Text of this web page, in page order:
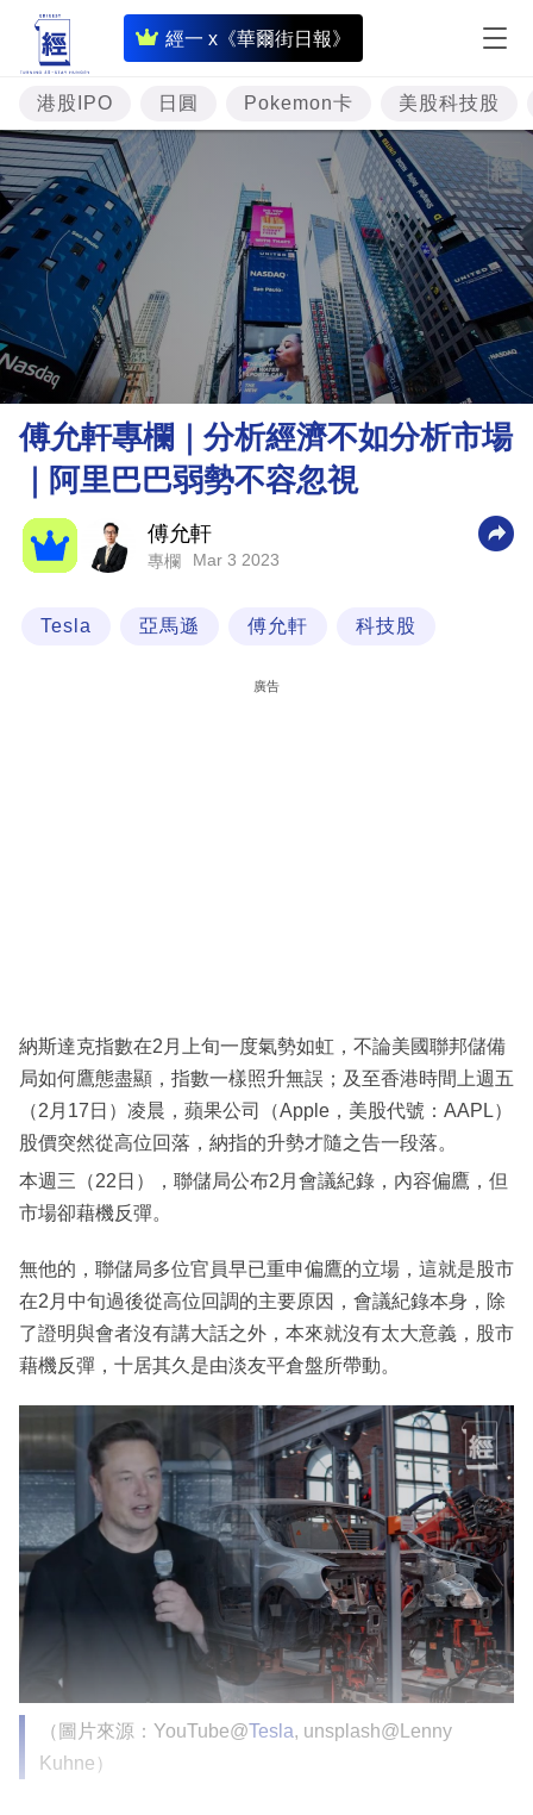
經一 x《華爾街日報》
即
時
財
經
專
題
樓
市
理
財
商
業
科
區
港股IPO 日圓 Pokemon卡 美股科技股
傅允軒專欄｜分析經濟不如分析市場
｜阿里巴巴弱勢不容忽視
傅允軒
專欄 Mar 3 2023
Tesla 亞馬遜 傅允軒 科技股
廣告
納斯達克指數在2月上旬一度氣勢如虹，不論美國聯邦儲備
局如何鷹態盡顯，指數一樣照升無誤；及至香港時間上週五
（2月17日）凌晨，蘋果公司（Apple，美股代號：AAPL）
股價突然從高位回落，納指的升勢才隨之告一段落。
本週三（22日），聯儲局公布2月會議紀錄，內容偏鷹，但
市場卻藉機反彈。
無他的，聯儲局多位官員早已重申偏鷹的立場，這就是股市
在2月中旬過後從高位回調的主要原因，會議紀錄本身，除
了證明與會者沒有講大話之外，本來就沒有太大意義，股市
藉機反彈，十居其久是由淡友平倉盤所帶動。
（圖片來源：YouTube@Tesla, unsplash@Lenny
Kuhne）